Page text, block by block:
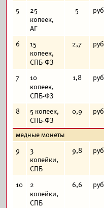
5
25
копеек,
АГ
5
6
15
копеек,
СПБ-ФЗ
2,7
7
10
копеек,
СПБ-ФЗ
1,8
8
5 копеек,
СПБ-ФЗ
0,9
медные монеты
9
3
копейки,
СПБ
9,8
10
2
копейки,
СПБ
6,6